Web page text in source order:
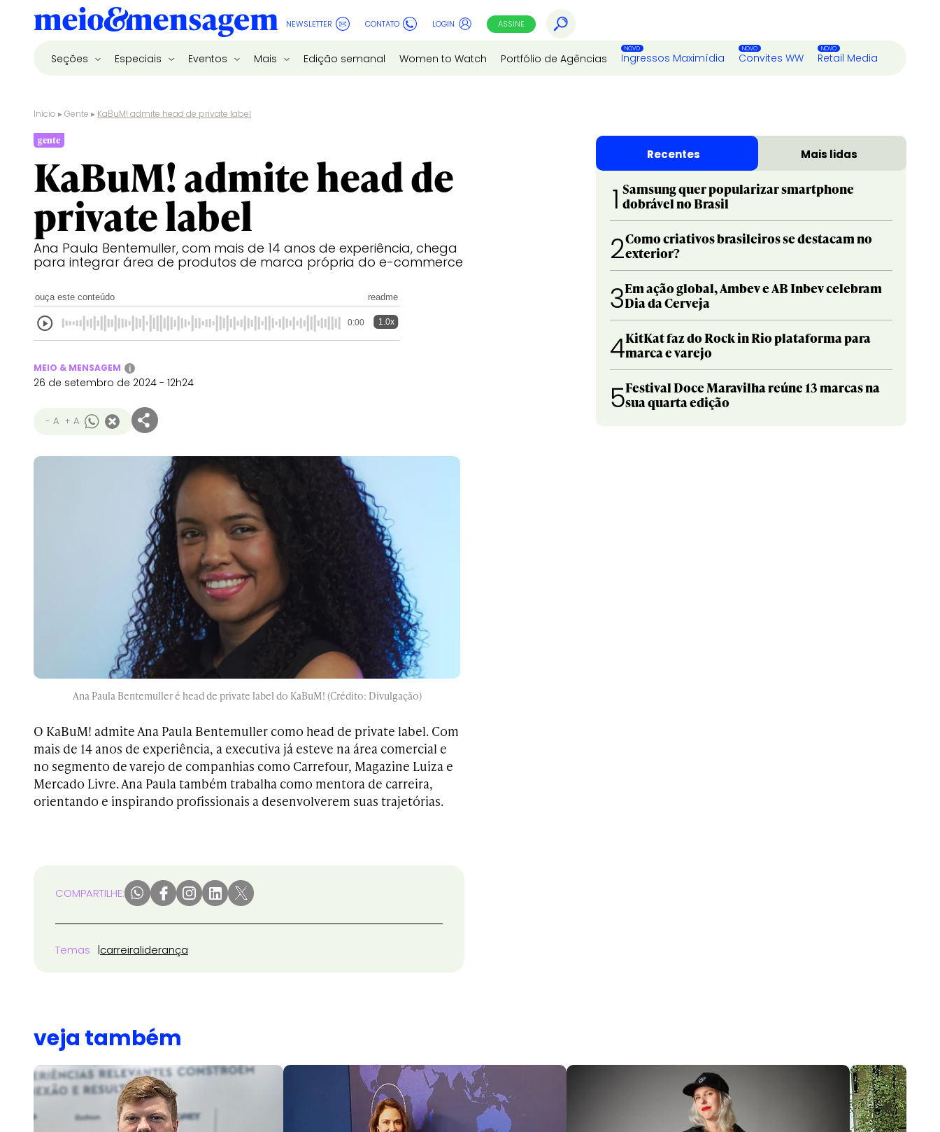
NEWSLETTER CONTATO LOGIN ASSINE
Seções Especiais Eventos Mais Edição semanal Women to Watch Portfólio de Agências Ingressos Maximídia Convites WW Retail Media
Início ▸Gente ▸ KaBuM! admite head de private label
gente
KaBuM! admite head de
private label
Ana Paula Bentemuller, com mais de 14 anos de experiência, chega
para integrar área de produtos de marca própria do e-commerce
ouça este conteúdo readme
0:00 1.0x
MEIO & MENSAGEM i
26 de setembro de 2024 - 12h24
- A + A
Ana Paula Bentemuller é head de private label do KaBuM! (Crédito: Divulgação)
O KaBuM! admite Ana Paula Bentemuller como head de private label. Com
mais de 14 anos de experiência, a executiva já esteve na área comercial e
no segmento de varejo de companhias como Carrefour, Magazine Luiza e
Mercado Livre. Ana Paula também trabalha como mentora de carreira,
orientando e inspirando profissionais a desenvolverem suas trajetórias.
COMPARTILHE:
Temas carreiraliderança
Recentes Mais lidas
1 Samsung quer popularizar smartphone
dobrável no Brasil
2Como criativos brasileiros se destacam no
exterior?
3Em ação global, Ambev e AB Inbev celebram
Dia da Cerveja
4KitKat faz do Rock in Rio plataforma para
marca e varejo
5Festival Doce Maravilha reúne 13 marcas na
sua quarta edição
veja também